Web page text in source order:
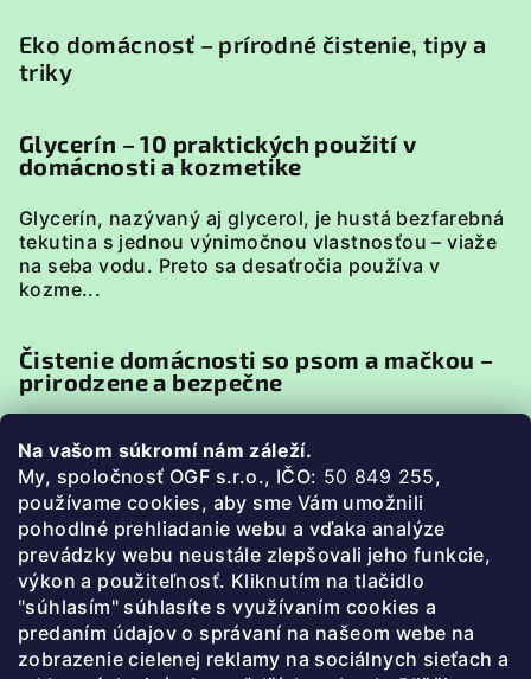
Na vašom súkromí nám záleží.
My, spoločnosť OGF s.r.o., IČO: 50 849 255,
používame cookies, aby sme Vám umožnili
pohodlné prehliadanie webu a vďaka analýze
prevádzky webu neustále zlepšovali jeho funkcie,
výkon a použiteľnosť. Kliknutím na tlačidlo
"súhlasím" súhlasíte s využívaním cookies a
predaním údajov o správaní na našeom webe na
zobrazenie cielenej reklamy na sociálnych sieťach a
Eko domácnosť – prírodné čistenie, tipy a
triky
Glycerín – 10 praktických použití v
domácnosti a kozmetike
Glycerín, nazývaný aj glycerol, je hustá bezfarebná
tekutina s jednou výnimočnou vlastnosťou – viaže
na seba vodu. Preto sa desaťročia používa v
kozme...
Čistenie domácnosti so psom a mačkou –
prirodzene a bezpečne
špecifiká. Zvieratá sú v neustálom kontakte s
podlahou, pelieškami, miskami či textíliami, preto je
pri uprato...
Ako prať bez chémie (3 jednoduché
postupy)
Prečo prať bez chémie? Bežné pracie prášky a
aviváže často obsahujú parfumy, farbivá a